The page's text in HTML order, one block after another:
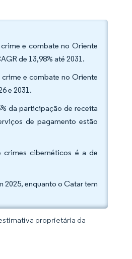
e combate no Oriente
de 13,98% até 2031.
e combate no Oriente
e 2031.
da participação de receita
de pagamento estão
crimes cibernéticos é a de
2025, enquanto o Catar tem
proprietária da